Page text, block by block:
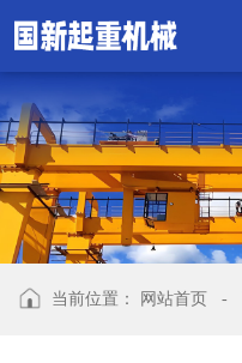
当前位置： 网站首页 -